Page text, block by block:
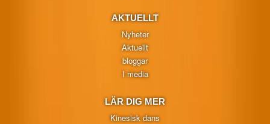
AKTUELLT
Nyheter
Aktuellt
bloggar
I media
LÄR DIG MER
Kinesisk dans